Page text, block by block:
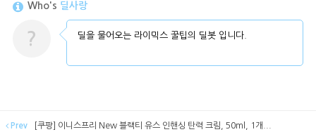
Who's 딜사랑
? 딜을 물어오는 라이믹스 꿀팁의 딜봇 입니다.
Prev [쿠팡] 이니스프리 New 블랙티 유스 인핸싱 탄력 크림, 50ml, 1개...